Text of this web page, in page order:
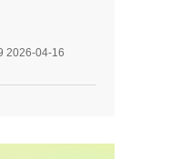
2026-04-16